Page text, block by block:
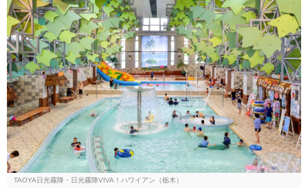
TAOYA日光霧降・日光霧降VIVA！ハワイアン（栃木）